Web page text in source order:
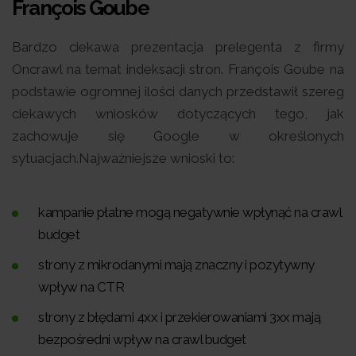
François Goube
Bardzo ciekawa prezentacja prelegenta z firmy
Oncrawl na temat indeksacji stron. François Goube na
podstawie ogromnej ilości danych przedstawił szereg
ciekawych wniosków dotyczących tego, jak
zachowuje się Google w określonych
sytuacjach.Najważniejsze wnioski to:
kampanie płatne mogą negatywnie wpłynąć na crawl
budget
strony z mikrodanymi mają znaczny i pozytywny
wpływ na CTR
strony z błędami 4xx i przekierowaniami 3xx mają
bezpośredni wpływ na crawl budget